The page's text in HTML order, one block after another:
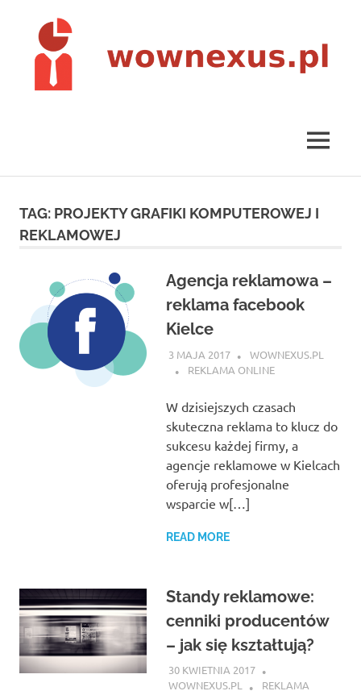
content
MENU
TAG: PROJEKTY GRAFIKI KOMPUTEROWEJ I
REKLAMOWEJ
Agencja reklamowa –
reklama facebook
Kielce
3 MAJA 2017
WOWNEXUS.PL
REKLAMA ONLINE
W dzisiejszych czasach
skuteczna reklama to klucz do
sukcesu każdej firmy, a
agencje reklamowe w Kielcach
oferują profesjonalne
wsparcie w[…]
READ MORE
Standy reklamowe:
cenniki producentów
– jak się kształtują?
30 KWIETNIA 2017
WOWNEXUS.PL
REKLAMA